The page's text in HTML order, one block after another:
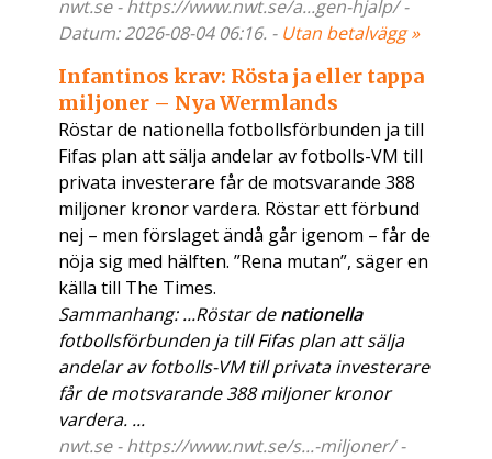
nwt.se - https://www.nwt.se/a...gen-hjalp/ -
Datum: 2026-08-04 06:16. - Utan betalvägg »
Infantinos krav: Rösta ja eller tappa
miljoner – Nya Wermlands
Röstar de nationella fotbollsförbunden ja till
Fifas plan att sälja andelar av fotbolls-VM till
privata investerare får de motsvarande 388
miljoner kronor vardera. Röstar ett förbund
nej – men förslaget ändå går igenom – får de
nöja sig med hälften. ”Rena mutan”, säger en
källa till The Times.
Sammanhang: ...Röstar denationella
fotbollsförbunden ja till Fifas plan att sälja
andelar av fotbolls-VM till privata investerare
får de motsvarande 388 miljoner kronor
vardera. ...
nwt.se - https://www.nwt.se/s...-miljoner/ -